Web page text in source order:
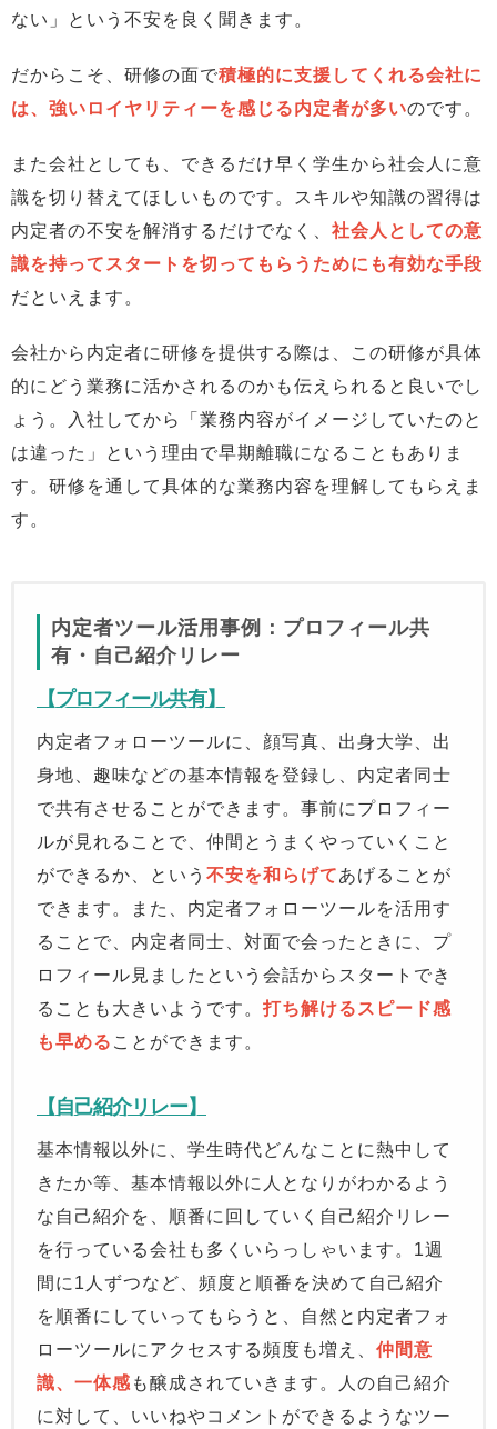
ない」という不安を良く聞きます。
だからこそ、研修の面で積極的に支援してくれる会社に
は、強いロイヤリティーを感じる内定者が多いのです。
また会社としても、できるだけ早く学生から社会人に意
識を切り替えてほしいものです。スキルや知識の習得は
内定者の不安を解消するだけでなく、 社会人としての意
識を持ってスタートを切ってもらうためにも有効な手段
だといえます。
会社から内定者に研修を提供する際は、この研修が具体
的にどう業務に活かされるのかも伝えられると良いでし
ょう。入社してから「業務内容がイメージしていたのと
は違った」という理由で早期離職になることもありま
す。研修を通して具体的な業務内容を理解してもらえま
す。
内定者ツール活用事例：プロフィール共
有・自己紹介リレー
【プロフィール共有】
内定者フォローツールに、顔写真、出身大学、出
身地、趣味などの基本情報を登録し、内定者同士
で共有させることができます。事前にプロフィー
ルが見れることで、仲間とうまくやっていくこと
ができるか、という 不安を和らげてあげることが
できます。また、内定者フォローツールを活用す
ることで、内定者同士、対面で会ったときに、プ
ロフィール見ましたという会話からスタートでき
ることも大きいようです。 打ち解けるスピード感
も早める ことができます。
【自己紹介リレー】
基本情報以外に、学生時代どんなことに熱中して
きたか等、基本情報以外に人となりがわかるよう
な自己紹介を、順番に回していく自己紹介リレー
を行っている会社も多くいらっしゃいます。1週
間に1人ずつなど、頻度と順番を決めて自己紹介
を順番にしていってもらうと、自然と内定者フォ
ローツールにアクセスする頻度も増え、 仲間意
識、一体感 も醸成されていきます。人の自己紹介
に対して、いいねやコメントができるようなツー